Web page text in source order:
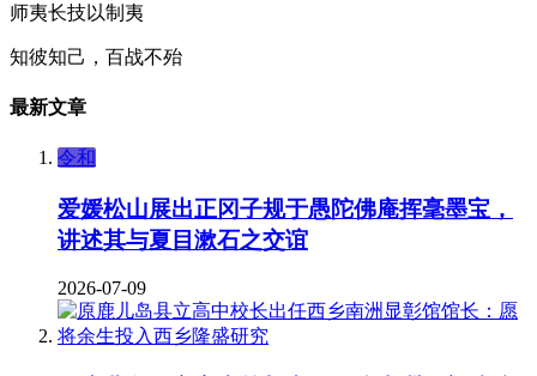
师夷长技以制夷
知彼知己，百战不殆
最新文章
令和
爱媛松山展出正冈子规于愚陀佛庵挥毫墨宝，
讲述其与夏目漱石之交谊
2026-07-09